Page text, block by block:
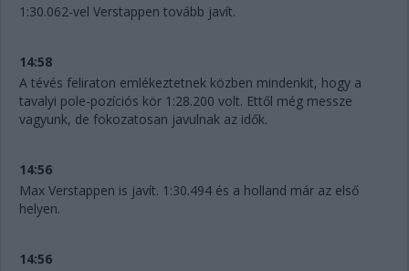
1:30.062-vel Verstappen tovább javít.
14:58
A tévés feliraton emlékeztetnek közben mindenkit, hogy a
tavalyi pole-pozíciós kör 1:28.200 volt. Ettől még messze
vagyunk, de fokozatosan javulnak az idők.
14:56
Max Verstappen is javít. 1:30.494 és a holland már az első
helyen.
14:56